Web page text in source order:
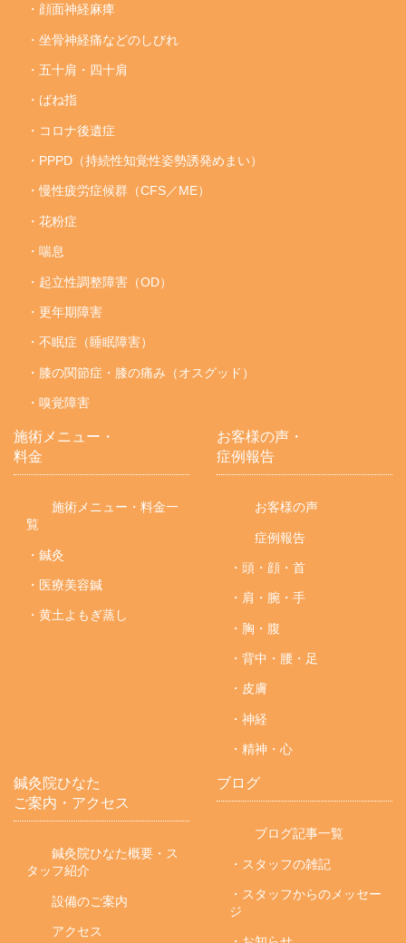
・顔面神経麻痺
・坐骨神経痛などのしびれ
・五十肩・四十肩
・ばね指
・コロナ後遺症
・PPPD（持続性知覚性姿勢誘発めまい）
・慢性疲労症候群（CFS／ME）
・花粉症
・喘息
・起立性調整障害（OD）
・更年期障害
・不眠症（睡眠障害）
・膝の関節症・膝の痛み（オスグッド）
・嗅覚障害
施術メニュー・
料金
施術メニュー・料金一
覧
・鍼灸
・医療美容鍼
・黄土よもぎ蒸し
お客様の声・
症例報告
お客様の声
症例報告
・頭・顔・首
・肩・腕・手
・胸・腹
・背中・腰・足
・皮膚
・神経
・精神・心
鍼灸院ひなた
ご案内・アクセス
鍼灸院ひなた概要・ス
タッフ紹介
設備のご案内
アクセス
ブログ
ブログ記事一覧
・スタッフの雑記
・スタッフからのメッセー
ジ